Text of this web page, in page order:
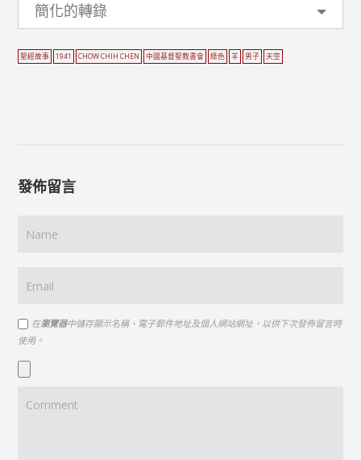
簡化的轉錄
聖經故事 1941 CHOW CHIH CHEN 中國基督聖教書會 綠色 羊 男子 天空
發佈留言
在瀏覽器中儲存顯示名稱、電子郵件地址及個人網站網址，以供下次發佈留言時
使用。